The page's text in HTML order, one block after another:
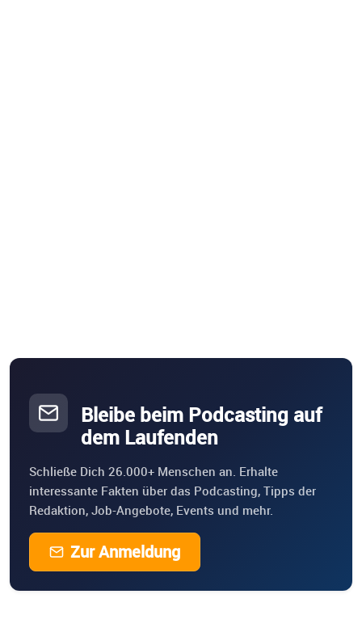
Bleibe beim Podcasting auf
dem Laufenden
Schließe Dich 26.000+ Menschen an. Erhalte
interessante Fakten über das Podcasting, Tipps der
Redaktion, Job-Angebote, Events und mehr.
Zur Anmeldung